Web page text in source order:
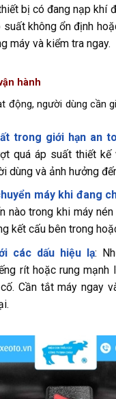
bị có đang nạp khí
suất không ổn định
máy và kiểm tra ngay.
hành
động, người dùng cần
trong giới hạn an
quá áp suất thiết kế
dùng và ảnh hưởng
máy khi đang
nào trong khi máy
kết cấu bên trong
các dấu hiệu lạ:
rít hoặc rung mạnh
Cần tắt máy ngay